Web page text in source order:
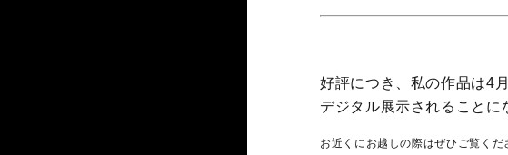
好評につき、私の作品は4
デジタル展示されることに
お近くにお越しの際はぜひご覧くだ